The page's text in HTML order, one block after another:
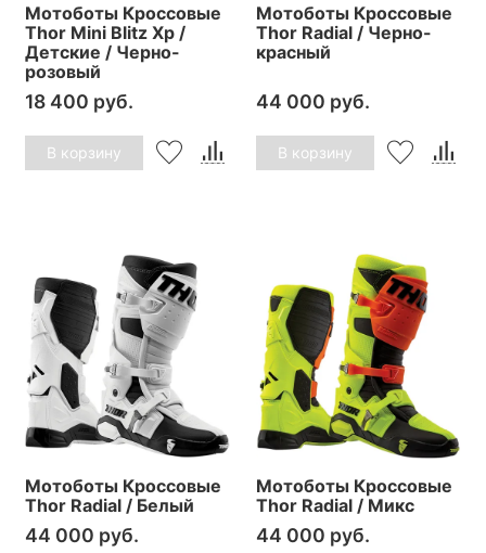
Мотоботы Кроссовые
Thor Mini Blitz Xp /
Детские / Черно-
розовый
18 400 руб.
В корзину
Мотоботы Кроссовые
Thor Radial / Черно-
красный
44 000 руб.
В корзину
Мотоботы Кроссовые
Thor Radial / Белый
44 000 руб.
Мотоботы Кроссовые
Thor Radial / Микс
44 000 руб.